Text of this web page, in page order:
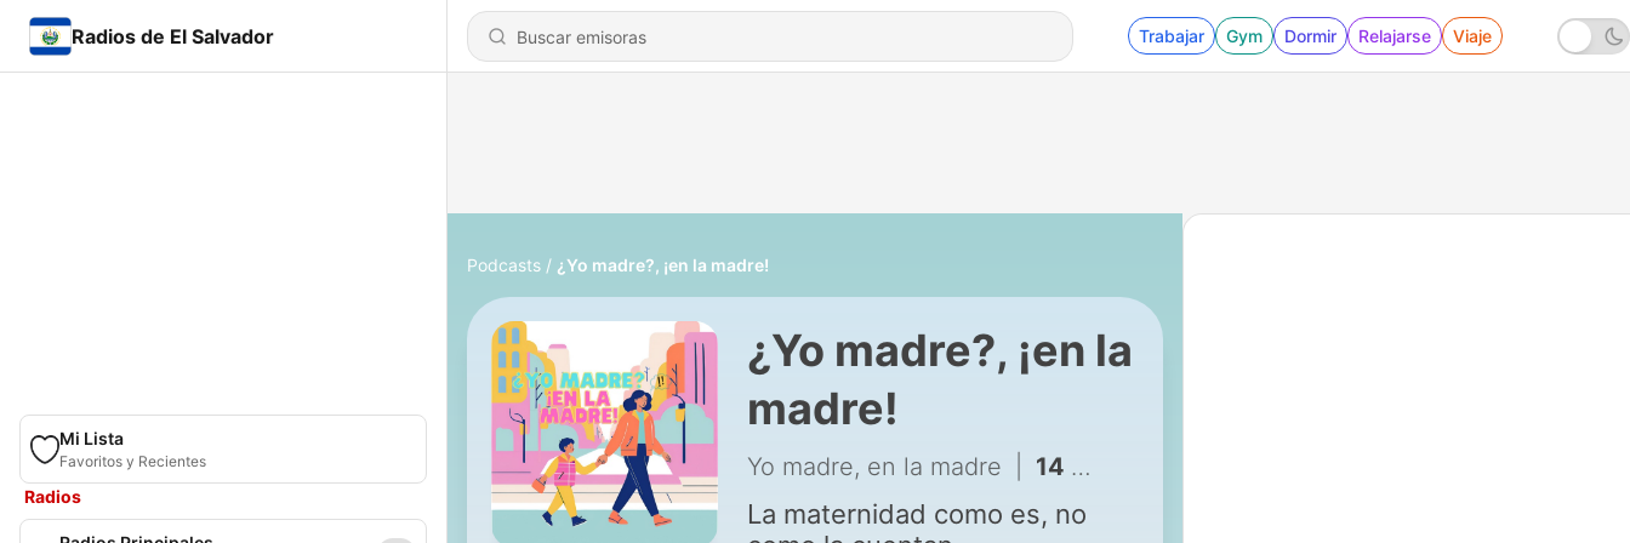
Radios de El Salvador Trabajar Gym Dormir Relajarse Viaje
Mi Lista
Favoritos y Recientes
Radios
Podcasts ¿Yo madre?, ¡en la madre!
¿Yo madre?, ¡en la
madre!
Yo madre, en la madre 14 - Temporada 2, ep. 2: Las críticas a tu manera de criar...
La maternidad como es, no